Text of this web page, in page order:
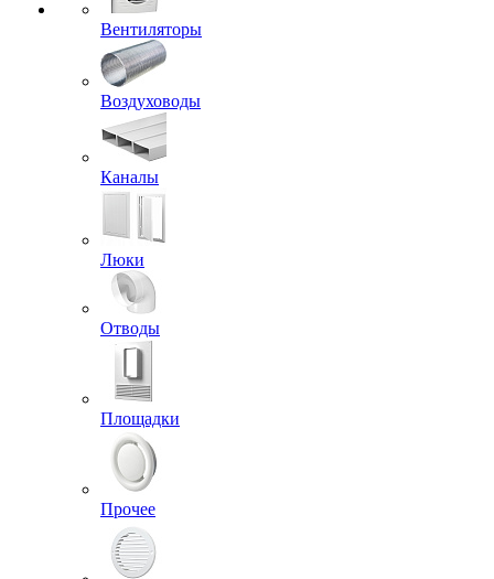
Вентиляторы
Воздуховоды
Каналы
Люки
Отводы
Площадки
Прочее